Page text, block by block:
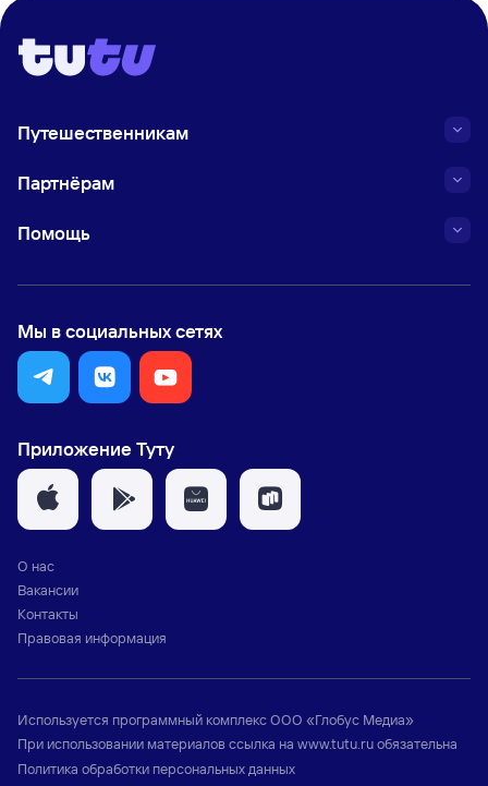
Путешественникам
Партнёрам
Помощь
Мы в социальных сетях
Приложение Туту
О нас
Вакансии
Контакты
Правовая информация
Используется программный комплексООО «Глобус Медиа»
При использовании материалов ссылка на www.tutu.ruобязательна
Политика обработки персональных данных